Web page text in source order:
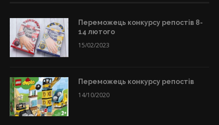
Переможець конкурсу репостів 8-
14 лютого
15/02/2023
Переможець конкурсу репостів
14/10/2020